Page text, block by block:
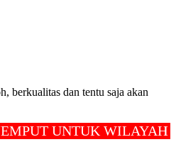
berkualitas dan tentu saja akan
UNTUK WILAYAH